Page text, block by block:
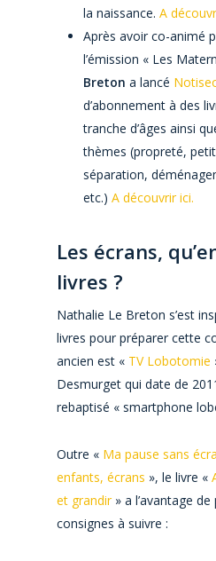
la naissance.A
Après avoir co-animé
l’émission « Les
Breton a lancé
d’abonnement à des
tranche d’âges ainsi
thèmes (propreté,
séparation,
etc.)A découvrir ici.
Les écrans,
livres ?
Nathalie Le Breton s’est
livres pour préparer cette
ancien est « TV Lobotomie
Desmurget qui date de
rebaptisé « smartphone
Outre « Ma pause sans
enfants, écrans », le livre «
et grandir» a l’avantage
consignes à suivre :